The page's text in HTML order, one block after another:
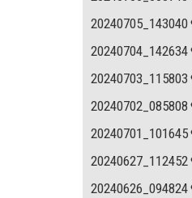
20240705_143040
20240704_142634
20240703_115803
20240702_085808
20240701_101645
20240627_112452
20240626_094824